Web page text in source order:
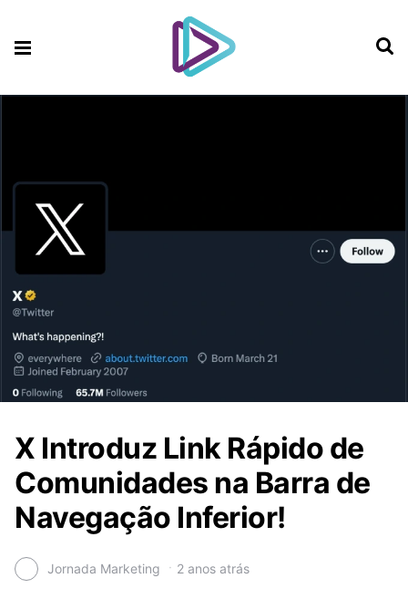
X Introduz Link Rápido de
Comunidades na Barra de
Navegação Inferior!
Jornada Marketing 2 anos atrás